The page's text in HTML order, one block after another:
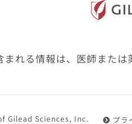
4.会員は、設置した機器が
設定により本サービスの利
5.会員は、登録した会員情
れる情報は、医師また
Gilead Sciences, Inc. プラ